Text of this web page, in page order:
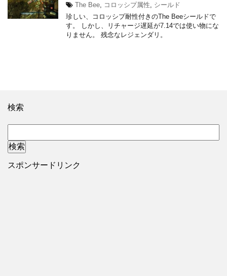
The Bee
コロッシプ属性
シールド
珍しい、コロッシプ耐性付きのThe Beeシールドで
す。 しかし、リチャージ遅延が7.14では使い物にな
りません。 残念なレジェンダリ。
検索
スポンサードリンク